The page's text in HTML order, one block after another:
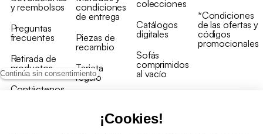
Continúa sin consentimiento
¡Cookies!
y reembolsos
Preguntas
frecuentes
Retirada de
productos
Contáctenos
condiciones
de entrega
Piezas de
recambio
Tarjeta
regalo
colecciones
Catálogos
digitales
Sofás
comprimidos
al vacío
*Condiciones
de las ofertas y
códigos
promocionales